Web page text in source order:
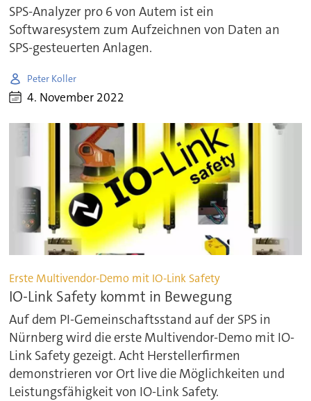
SPS-Analyzer pro 6 von Autem ist ein
Softwaresystem zum Aufzeichnen von Daten an
SPS-gesteuerten Anlagen.
Peter Koller
4. November 2022
Erste Multivendor-Demo mit IO-Link Safety
IO-Link Safety kommt in Bewegung
Auf dem PI-Gemeinschaftsstand auf der SPS in
Nürnberg wird die erste Multivendor-Demo mit IO-
Link Safety gezeigt. Acht Herstellerfirmen
demonstrieren vor Ort live die Möglichkeiten und
Leistungsfähigkeit von IO-Link Safety.